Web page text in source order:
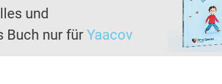
und
Buch nur für Yaacov